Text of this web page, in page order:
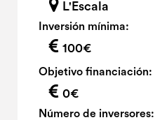
L'Escala
Inversión mínima:
100€
Objetivo financiación:
0€
Número de inversores: